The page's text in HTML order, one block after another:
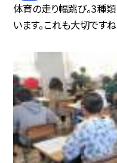
体育の走り幅跳び。3種
います。これも大切ですね